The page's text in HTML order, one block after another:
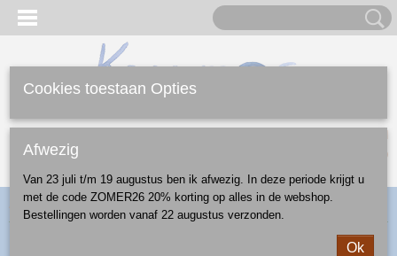
(0)
Home >Webshop>Diversen >dieren> kat - patroon D55
Cookies toestaan Opties
Afwezig
Van 23 juli t/m 19 augustus ben ik afwezig. In deze periode krijgt u
met de code ZOMER26 20% korting op alles in de webshop.
Bestellingen worden vanaf 22 augustus verzonden.
Ok